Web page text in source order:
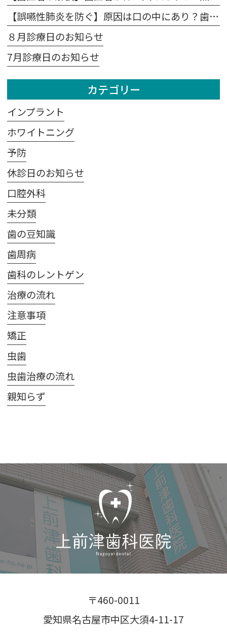
【誤嚥性肺炎を防ぐ】原因は口の中にあり？歯科医が教える予防法
８月診療日のお知らせ
7月診療日のお知らせ
カテゴリー
インプラント
ホワイトニング
予防
休診日のお知らせ
口腔外科
未分類
歯の豆知識
歯周病
歯科のレントゲン
治療の流れ
注意事項
矯正
虫歯
虫歯治療の流れ
親知らず
〒460-0011
愛知県名古屋市中区大須4-11-17